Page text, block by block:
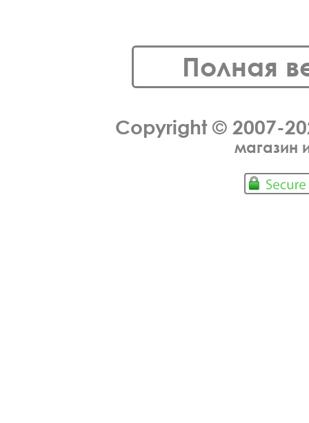
Полная
Copyright © 2007-
магазин